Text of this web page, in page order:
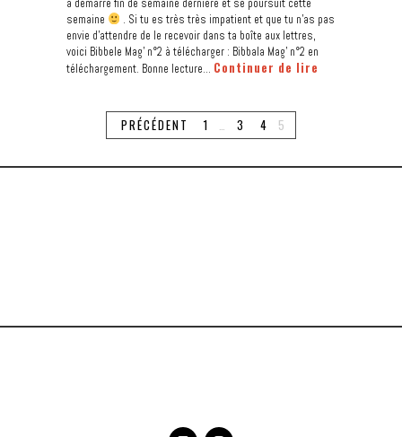
a démarré fin de semaine dernière et se poursuit cette
semaine
. Si tu es très très impatient et que tu n’as pas
envie d’attendre de le recevoir dans ta boîte aux lettres,
voici Bibbele Mag’ n°2 à télécharger : Bibbala Mag’ n°2 en
téléchargement. Bonne lecture… Continuer de lire
PRÉCÉDENT 1 3 4 5